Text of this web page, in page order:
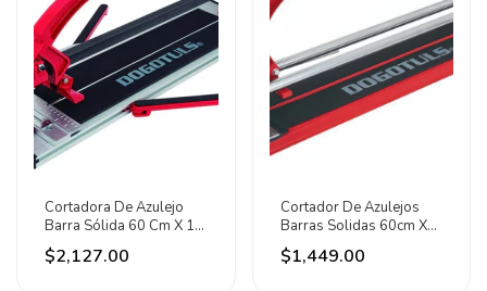
Cortadora De Azulejo
Barra Sólida 60 Cm X 16
Mm Dogo Tuls
$2,127.00
Cortador De Azulejos
Barras Solidas 60cm X
12cm Dogo Tuls
$1,449.00